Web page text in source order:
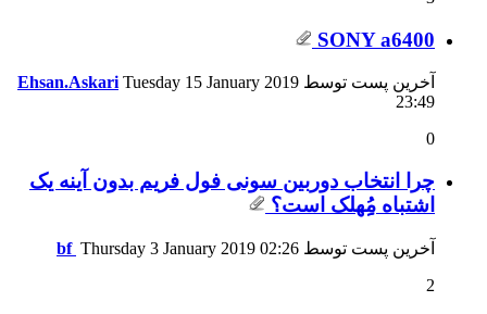
SONY a6400
آخرین پست توسط Ehsan.Askari Tuesday 15 January 2019
23:49
0
چرا انتخاب دوربین سونی فول فریم بدون آینه یک
اشتباه مُِِهلک است؟
آخرین پست توسط bf Thursday 3 January 2019 02:26
2